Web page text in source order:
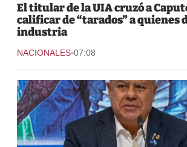
El titular de la UIA cruzó a
calificar de “tarados” a quienes
industria
NACIONALES-07:08